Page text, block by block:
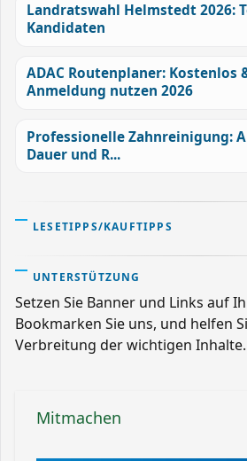
Landratswahl Helmstedt 2026:
Kandidaten
ADAC Routenplaner: Kostenlos
Anmeldung nutzen 2026
Professionelle Zahnreinigung:
Dauer und R...
LESETIPPS/KAUFTIPPS
UNTERSTÜTZUNG
Setzen Sie Banner und Links auf
Bookmarken Sie uns, und helfen
Verbreitung der wichtigen Inhalte.
Mitmachen